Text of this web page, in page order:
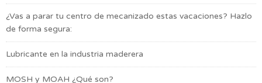
¿Vas a parar tu centro de mecanizado estas vacaciones? Hazlo
de forma segura:
Lubricante en la industria maderera
MOSH y MOAH ¿Qué son?